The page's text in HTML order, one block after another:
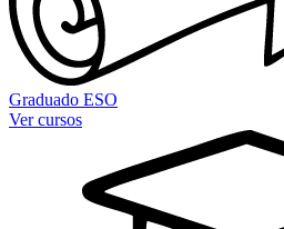
Graduado ESO
Ver cursos